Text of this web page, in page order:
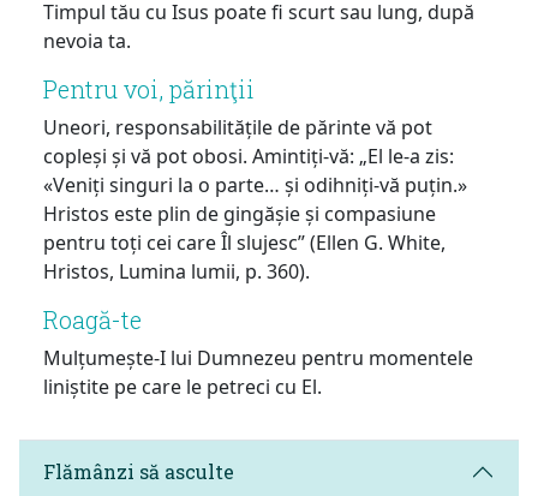
Timpul tău cu Isus poate fi scurt sau lung, după
nevoia ta.
Pentru voi, părinţii
Uneori, responsabilitățile de părinte vă pot
copleși și vă pot obosi. Amintiți-vă: „El le-a zis:
«Veniți singuri la o parte… și odihniți-vă puțin.»
Hristos este plin de gingășie și compasiune
pentru toți cei care Îl slujesc” (Ellen G. White,
Hristos, Lumina lumii, p. 360).
Roagă-te
Mulțumește-I lui Dumnezeu pentru momentele
liniștite pe care le petreci cu El.
Flămânzi să asculte